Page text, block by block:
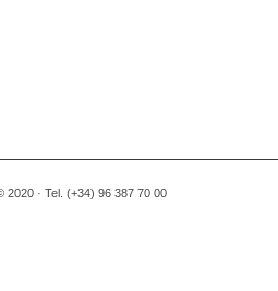
· Tel. (+34) 96 387 70 00